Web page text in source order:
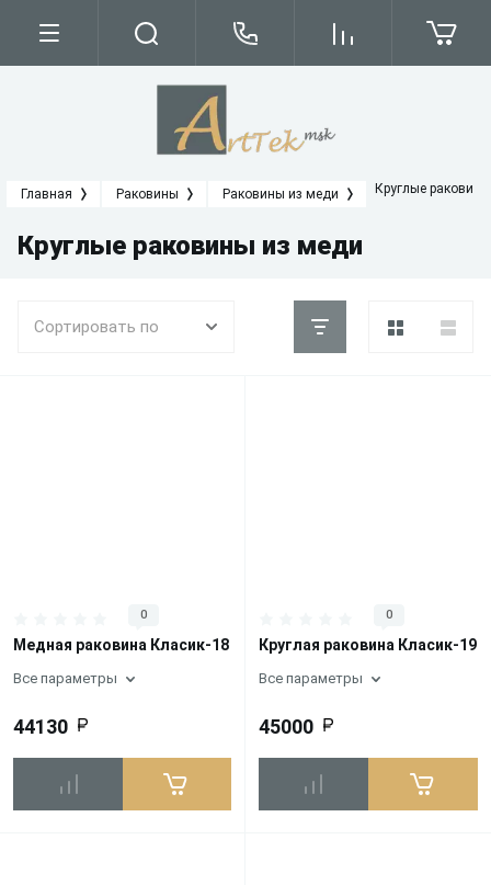
Главная Раковины Раковины из меди Круглые
Круглые раковины из меди
Сортировать по
0
Медная раковина Класик-18
Все параметры
44130
0
Круглая раковина Класик-19
Все параметры
45000